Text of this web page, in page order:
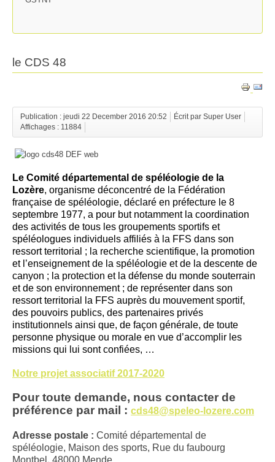
le CDS 48
Publication : jeudi 22 December 2016 20:52
Écrit par Super User
Affichages : 11884
Le Comité départemental de spéléologie de la
Lozère, organisme déconcentré de la Fédération
française de spéléologie, déclaré en préfecture le 8
septembre 1977, a pour but notamment la coordination
des activités de tous les groupements sportifs et
spéléologues individuels affiliés à la FFS dans son
ressort territorial ; la recherche scientifique, la promotion
et l’enseignement de la spéléologie et de la descente de
canyon ; la protection et la défense du monde souterrain
et de son environnement ; de représenter dans son
ressort territorial la FFS auprès du mouvement sportif,
des pouvoirs publics, des partenaires privés
institutionnels ainsi que, de façon générale, de toute
personne physique ou morale en vue d’accomplir les
missions qui lui sont confiées, …
Notre projet associatif 2017-2020
Pour toute demande, nous contacter de
préférence par mail : cds48@speleo-lozere.com
Adresse postale : Comité départemental de
spéléologie, Maison des sports, Rue du faubourg